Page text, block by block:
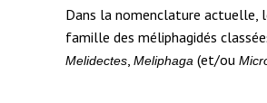
Dans la nomenclature actuelle,
famille des méliphagidés
Melidectes Meliphaga (et/ou